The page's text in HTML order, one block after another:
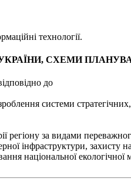
технології.
СХЕМИ
до
системи
за видами
інфраструктури, захисту
національної екологічної